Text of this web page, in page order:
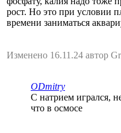
рост. Но это при условии
времени заниматься
Изменено 16.11.24 автор
ODmitry
С натрием игрался,
что в осмосе